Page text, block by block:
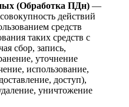
(Обработка ПДн) —
действий
средств
таких средств с
сбор, запись,
уточнение
использование,
доступ),
уничтожение